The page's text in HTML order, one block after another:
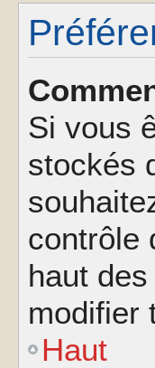
Si vous
stockés
contrôle
haut
modifier
Haut